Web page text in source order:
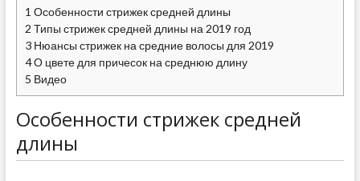
1 Особенности стрижек средней длины
2 Типы стрижек средней длины на 2019 год
3Нюансы стрижек на средние волосы для 2019
4О цвете для причесок на среднюю длину
5 Видео
Особенности стрижек средней
длины